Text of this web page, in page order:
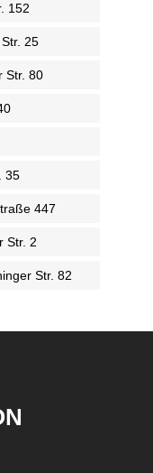
152
25
Str. 80
35
447
Str. 2
Str. 82